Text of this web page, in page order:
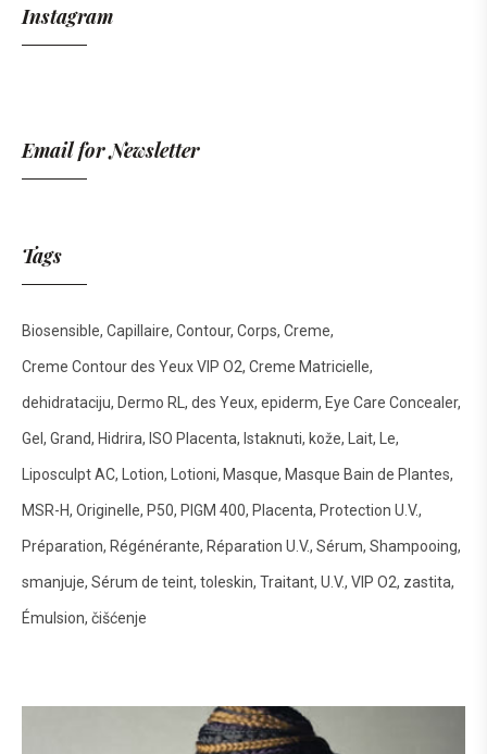
Instagram
Email for Newsletter
Tags
Biosensible Capillaire Contour Corps Creme
Creme Contour des Yeux VIP O2 Creme Matricielle
dehidrataciju Dermo RL des Yeux epiderm Eye Care Concealer
Gel Grand Hidrira ISO Placenta Istaknuti kože Lait Le
Liposculpt AC Lotion Lotioni Masque Masque Bain de Plantes
MSR-H Originelle P50 PIGM 400 Placenta Protection U.V.
Préparation Régénérante Réparation U.V. Sérum Shampooing
smanjuje Sérum de teint toleskin Traitant U.V. VIP O2 zastita
Émulsion čišćenje